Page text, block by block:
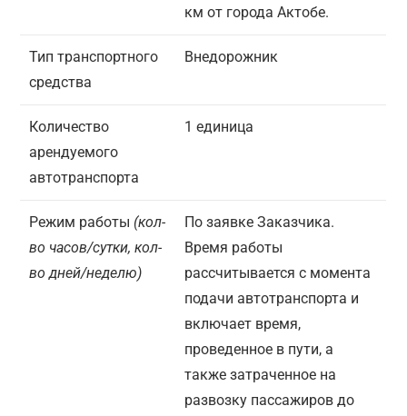
км от города Актобе.
Тип транспортного
средства
Внедорожник
Количество
арендуемого
автотранспорта
1 единица
Режим работы (кол-
во часов/сутки, кол-
во дней/неделю)
По заявке Заказчика.
Время работы
рассчитывается с момента
подачи автотранспорта и
включает время,
проведенное в пути, а
также затраченное на
развозку пассажиров до